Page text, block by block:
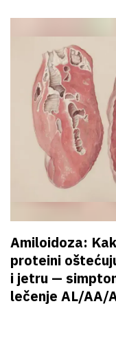
Amiloidoza:
proteini
i jetru —
lečenje AL/AA/